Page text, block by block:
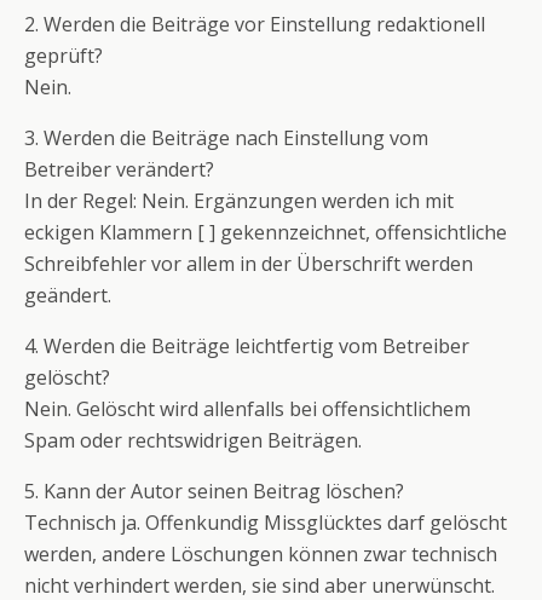
2. Werden die Beiträge vor Einstellung redaktionell
geprüft?
Nein.
3. Werden die Beiträge nach Einstellung vom
Betreiber verändert?
In der Regel: Nein. Ergänzungen werden ich mit
eckigen Klammern [ ] gekennzeichnet, offensichtliche
Schreibfehler vor allem in der Überschrift werden
geändert.
4. Werden die Beiträge leichtfertig vom Betreiber
gelöscht?
Nein. Gelöscht wird allenfalls bei offensichtlichem
Spam oder rechtswidrigen Beiträgen.
5. Kann der Autor seinen Beitrag löschen?
Technisch ja. Offenkundig Missglücktes darf gelöscht
werden, andere Löschungen können zwar technisch
nicht verhindert werden, sie sind aber unerwünscht.